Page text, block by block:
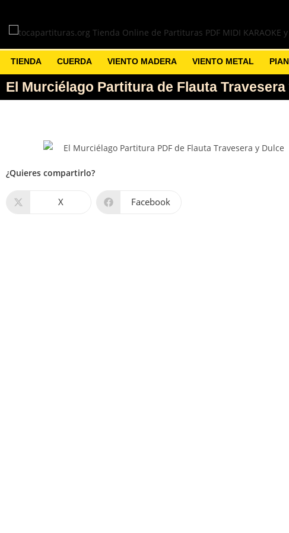
TIENDA CUERDA VIENTO MADERA VIENTO METAL
El Murciélago Partitura de Flauta
¿Quieres compartirlo?
X Facebook